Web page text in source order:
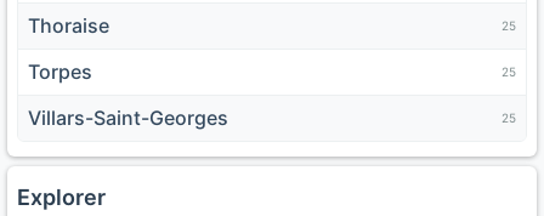
Thoraise 25
Torpes 25
Villars-Saint-Georges 25
Explorer